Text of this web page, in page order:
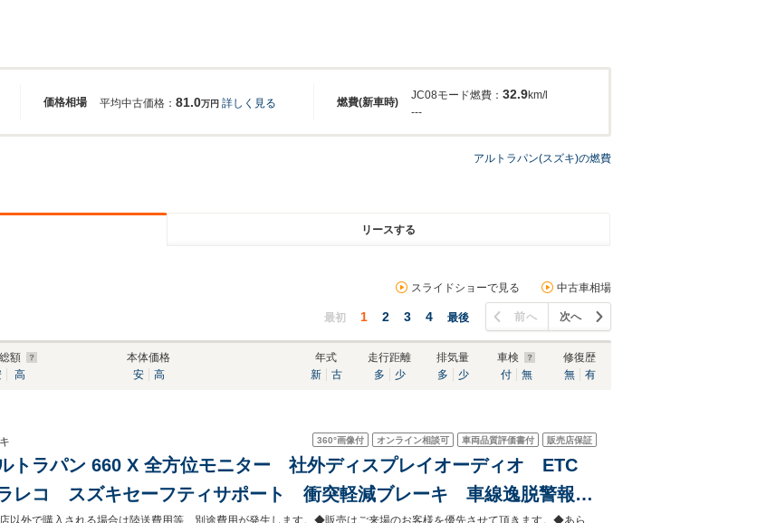
価格相場 燃費(新車時)
平均中古価格： 81.0万円 詳しく見る
JC08モード燃費： 32.9km/l
---
アルトラパン(スズキ)の燃費
リースする
スライドショーで見る 中古車相場
最初 1 2 3 4 最後 前へ 次へ
額
高
本体価格
安
高
年式
新
古
走行距離
多
少
排気量
多
少
車検
付
無
修復歴
無
有
360°画像付 オンライン相談可 車両品質評価書付 販売店保証
トラパン 660 X 全方位モニター 社外ディスプレイオーディオ ETC
ラレコ スズキセーフティサポート 衝突軽減ブレーキ 車線逸脱警報機
◆当店以外で購入される場合は陸送費用等、別途費用が発生します。◆販売はご来場のお客様を優先させて頂きます。◆あらかじめご確認下さい※販売は一般のお客様に限ります。